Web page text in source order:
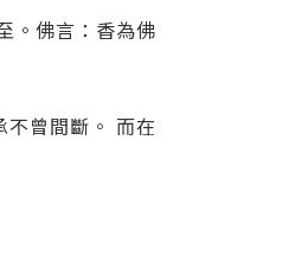
。佛言：香為佛
不曾間斷。 而在